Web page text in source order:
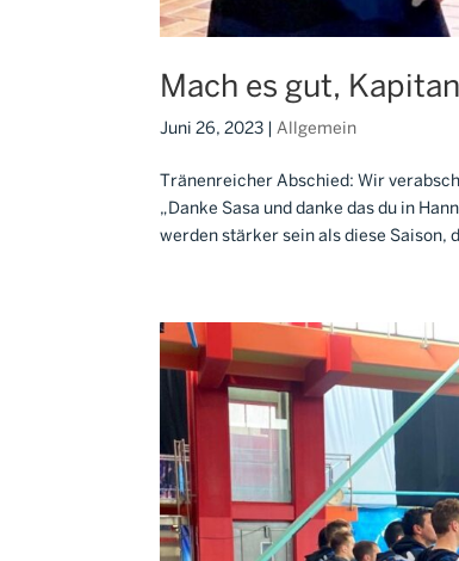
Mach es gut,
Juni 26, 2023 |Allgemein
Tränenreicher Abschied: Wir
„Danke Sasa und danke das du in
werden stärker sein als diese Saison,